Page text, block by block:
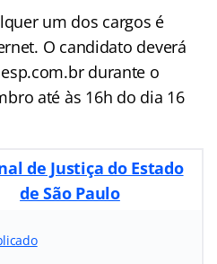
um dos cargos é
O candidato deverá
durante o
até às 16h do dia 16
de Justiça do Estado
de São Paulo